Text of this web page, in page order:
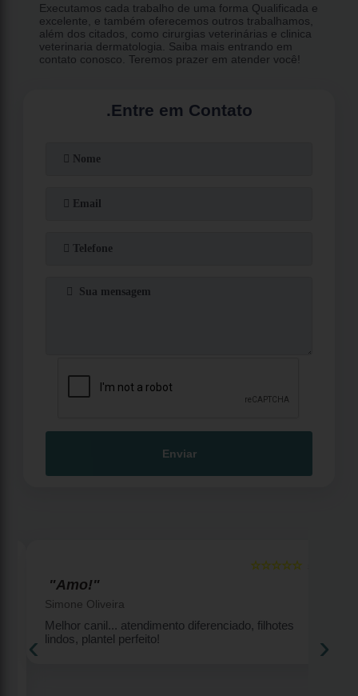
Executamos cada trabalho de uma forma Qualificada e
excelente, e também oferecemos outros trabalhamos,
além dos citados, como cirurgias veterinárias e clinica
veterinaria dermatologia. Saiba mais entrando em
contato conosco. Teremos prazer em atender você!
.Entre em Contato
Enviar
☆☆☆☆☆
"Amo!"
Simone Oliveira
Melhor canil... atendimento diferenciado, filhotes
lindos, plantel perfeito!
‹ ›